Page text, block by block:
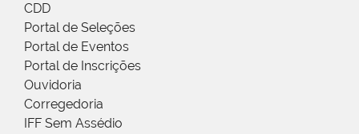
CDD
Portal de Seleções
Portal de Eventos
Portal de Inscrições
Ouvidoria
Corregedoria
IFF Sem Assédio